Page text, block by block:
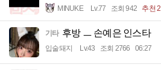
MINUKE Lv.77 조회 942 추천 2
기타 후방 ㅡ 손예은 인스타
입술돼지 Lv.43 조회 2766 06:27